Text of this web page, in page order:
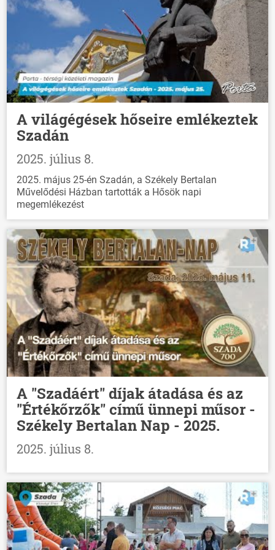
A világégések hőseire emlékeztek
Szadán
2025. július 8.
2025. május 25-én Szadán, a Székely Bertalan
Művelődési Házban tartották a Hősök napi
megemlékezést
A "Szadáért" díjak átadása és az
"Értékőrzők" című ünnepi műsor -
Székely Bertalan Nap - 2025.
2025. július 8.